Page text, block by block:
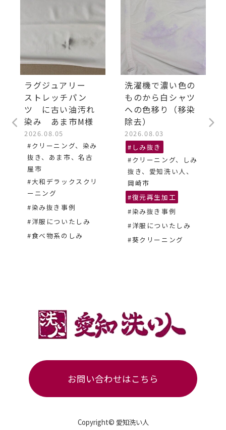
ラグジュアリー
ストレッチパン
ツ に古い油汚れ
染み あま市M様
2026.08.05
#クリーニング、染み
抜き、あま市、名古
屋市
#大和デラックスクリ
ーニング
#染み抜き事例
#洋服についたしみ
#食べ物系のしみ
洗濯機で濃い色の
ものから白シャツ
への色移り（移染
除去）
2026.08.03
#しみ抜き
#クリーニング、しみ
抜き、愛知洗い人、
岡崎市
#復元再生加工
#染み抜き事例
#洋服についたしみ
#葵クリーニング
お問い合わせはこちら
Copyright© 愛知洗い人